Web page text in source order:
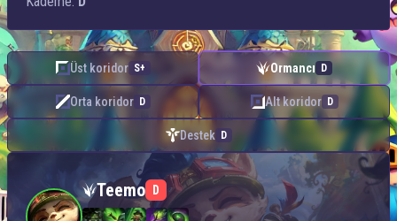
Üst koridor S+ Ormancı D
Orta koridor D Alt koridor D
Destek D
Teemo — Ormancı
Teemo D